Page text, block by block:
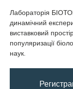
Лабораторія
динамічний
виставковий
популяризації
наук.